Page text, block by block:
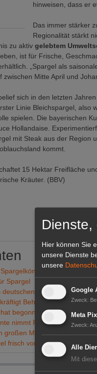
hinweisen, dass er
Das immer stärker
Regionalität stärkt
zu aktiv gelebtem
ist für Frische,
„Spargel als
Mitte April und
sich in den letzten
Linie Bleichspargel, also
spielen. Die bayerischen
Hollandaise.
mit Steak aus der Region
kommt.
15 Hektar Freifläche
Kräuter. (BBV)
gekrönt
Spargel
Spargels
Behauptungen
begonnen
nimmt Fahrt auf
großen Mengen
frisch vom Feld
Dienste,
Hier können Sie
unsere Dienste
unsere
Google
Zweck:
Meta
Zweck:
Alle
Mit